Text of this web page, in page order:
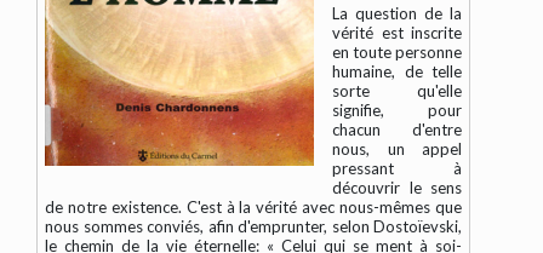
La question de la
vérité est inscrite
en toute personne
humaine, de telle
sorte qu'elle
signifie, pour
chacun d'entre
nous, un appel
pressant à
découvrir le sens
de notre existence. C'est à la vérité avec nous-mêmes que
nous sommes conviés, afin d'emprunter, selon Dostoïevski,
le chemin de la vie éternelle: « Celui qui se ment à soi-